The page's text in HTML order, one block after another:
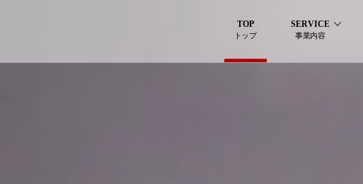
TOP
トップ
SERVICE
事業内容